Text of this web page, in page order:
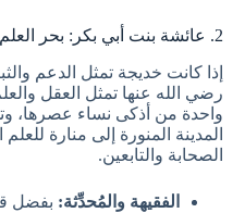
2. عائشة بنت أبي بكر: بحر العلم الذي لا ينضب
إذا كانت خديجة تمثل الدعم
رضي الله عنها تمثل العقل
واحدة من أذكى نساء عصرها،
المدينة المنورة إلى منارة
الصحابة والتابعين.
الفقيهة والمُحدِّثة: بفضل